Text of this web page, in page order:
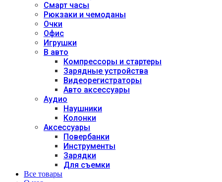
Смарт часы
Рюкзаки и чемоданы
Очки
Офис
Игрушки
В авто
Компрессоры и стартеры
Зарядные устройства
Видеорегистраторы
Авто аксессуары
Аудио
Наушники
Колонки
Аксессуары
Повербанки
Инструменты
Зарядки
Для съемки
Все товары